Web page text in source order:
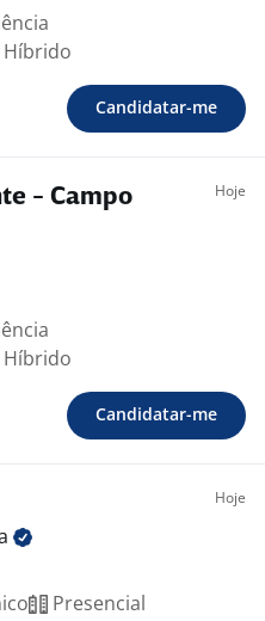
Híbrido
Candidatar-me
- Campo
Hoje
Híbrido
Candidatar-me
Hoje
Presencial